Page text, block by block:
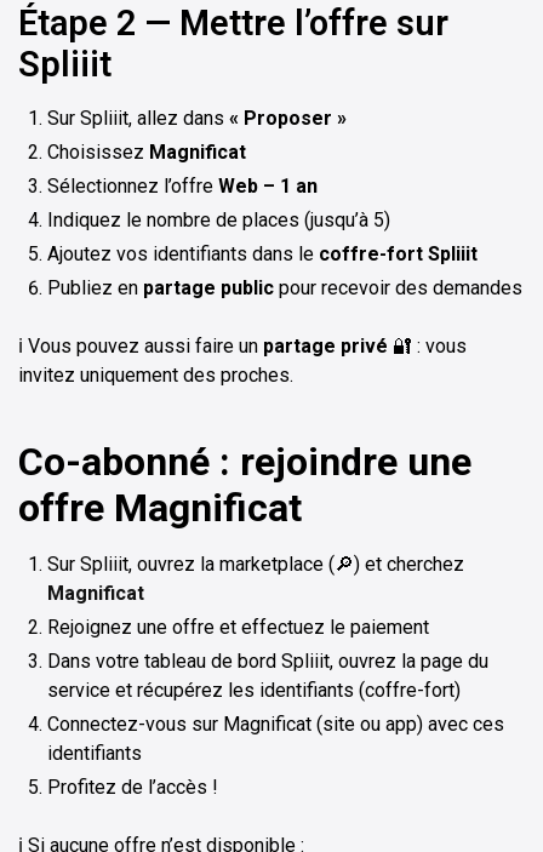
Étape 2 — Mettre l’offre sur
Spliiit
Sur Spliiit, allez dans « Proposer »
Choisissez Magnificat
Sélectionnez l’offre Web – 1 an
Indiquez le nombre de places (jusqu’à 5)
Ajoutez vos identifiants dans le coffre-fort Spliiit
Publiez en partage public pour recevoir des demandes
ℹ️ Vous pouvez aussi faire un partage privé 🔐 : vous
invitez uniquement des proches.
Co-abonné : rejoindre une
offre Magnificat
Sur Spliiit, ouvrez la marketplace (🔎) et cherchez
Magnificat
Rejoignez une offre et effectuez le paiement
Dans votre tableau de bord Spliiit, ouvrez la page du
service et récupérez les identifiants (coffre-fort)
Connectez-vous sur Magnificat (site ou app) avec ces
identifiants
Profitez de l’accès !
ℹ️ Si aucune offre n’est disponible :